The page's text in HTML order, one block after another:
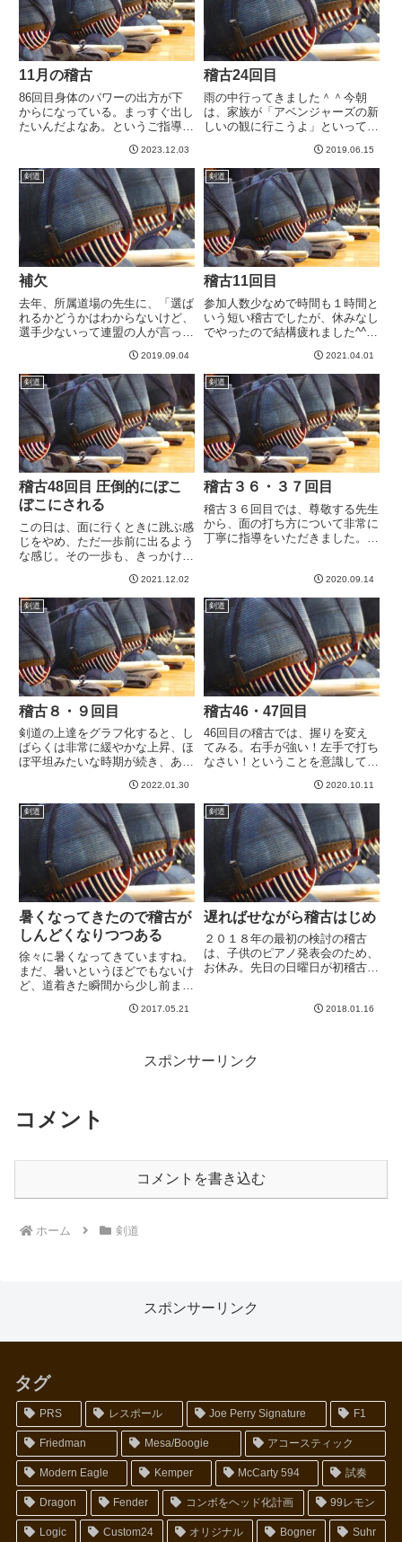
11月の稽古
86回目身体のパワーの出方が下
からになっている。まっすぐ出し
たいんだよなあ。というご指導か
い」「身体の速度と竹刀の速度が
あってない（竹刀が遅い）」とい
うあたりのご指摘を受けました。
手の内が効いて竹刀が走ってくれ
2023.12.03
稽古24回目
雨の中行ってきました＾＾今朝
は、家族が「アベンジャーズの新
しいの観に行こうよ」といってて
間が稽古とかぶる。映画も行きた
いが稽古も行きたいというわけで
あれこれ粘ったのですが、、、結
局、稽古をとったw雨の中行っ
て、...
2019.06.15
剣道
補欠
去年、所属道場の先生に、「選ば
れるかどうかはわからないけど、
選手少ないって連盟の人が言って
われていた試合があったのです。
昨年は日程合わなかったのでスキ
ップしたのですが今年は申し込ん
でみました。これは近隣区との
対...
2019.09.04
剣道
稽古11回目
参加人数少なめで時間も１時間と
いう短い稽古でしたが、休みなし
でやったので結構疲れました^^;
まったので、なんとなくバランス
が悪い。しかし、以前は明らかに
相手が上手だと思っていた女性剣
士に今日は互角以上にやれまし...
2021.04.01
剣道
稽古48回目 圧倒的にぼこ
ぼこにされる
この日は、面に行くときに跳ぶ感
じをやめ、ただ一歩前に出るよう
な感じ。その一歩も、きっかけは
出た右足に乗った体重をそのまま
前方に落としていくようなイメー
ジで稽古してみました。ここ！と
おもってぐっと踏み込むと自分
の...
2021.12.02
剣道
稽古３６・３７回目
稽古３６回目では、尊敬する先生
から、面の打ち方について非常に
丁寧に指導をいただきました。あ
古するほかないですね^^;また、
攻め合いについても、以前より遠
間での攻防の感覚が徐々にわか...
2020.09.14
剣道
稽古８・９回目
剣道の上達をグラフ化すると、し
ばらくは非常に緩やかな上昇、ほ
ぼ平坦みたいな時期が続き、ある
がしています。もっともこれは剣
道に限った話ではないかもしれま
せんが。ともかく、階段を登った
と感じる時は楽しいです＾＾
で、...
2022.01.30
剣道
稽古46・47回目
46回目の稽古では、握りを変え
てみる。右手が強い！左手で打ち
なさい！ということを意識して、
の竹刀の握りがぷらんぷらんにな
っていましたw先日とある先生か
ら教わったように、４本の指は第
一関節でしっかり握り、親指は
2020.10.11
剣道
暑くなってきたので稽古が
しんどくなりつつある
徐々に暑くなってきていますね。
まだ、暑いというほどでもないけ
ど、道着きた瞬間から少し前まで
とでもいうような。夏の予
次のようになります。すなわち、
2017.05.21
剣道
遅ればせながら稽古はじめ
２０１８年の最初の検討の稽古
は、子供のピアノ発表会のため、
お休み。先日の日曜日が初稽古で
昨年よりも寒く感じましたw 足首
で、...
2018.01.16
スポンサーリンク
コメント
コメントを書き込む
ホーム 剣道
スポンサーリンク
タグ
PRS レスポール Joe Perry Signature F1
Friedman Mesa/Boogie アコースティック
Modern Eagle Kemper McCarty 594 試奏
Dragon Fender コンボをヘッド化計画 99レモン
Logic Custom24 オリジナル Bogner Suhr